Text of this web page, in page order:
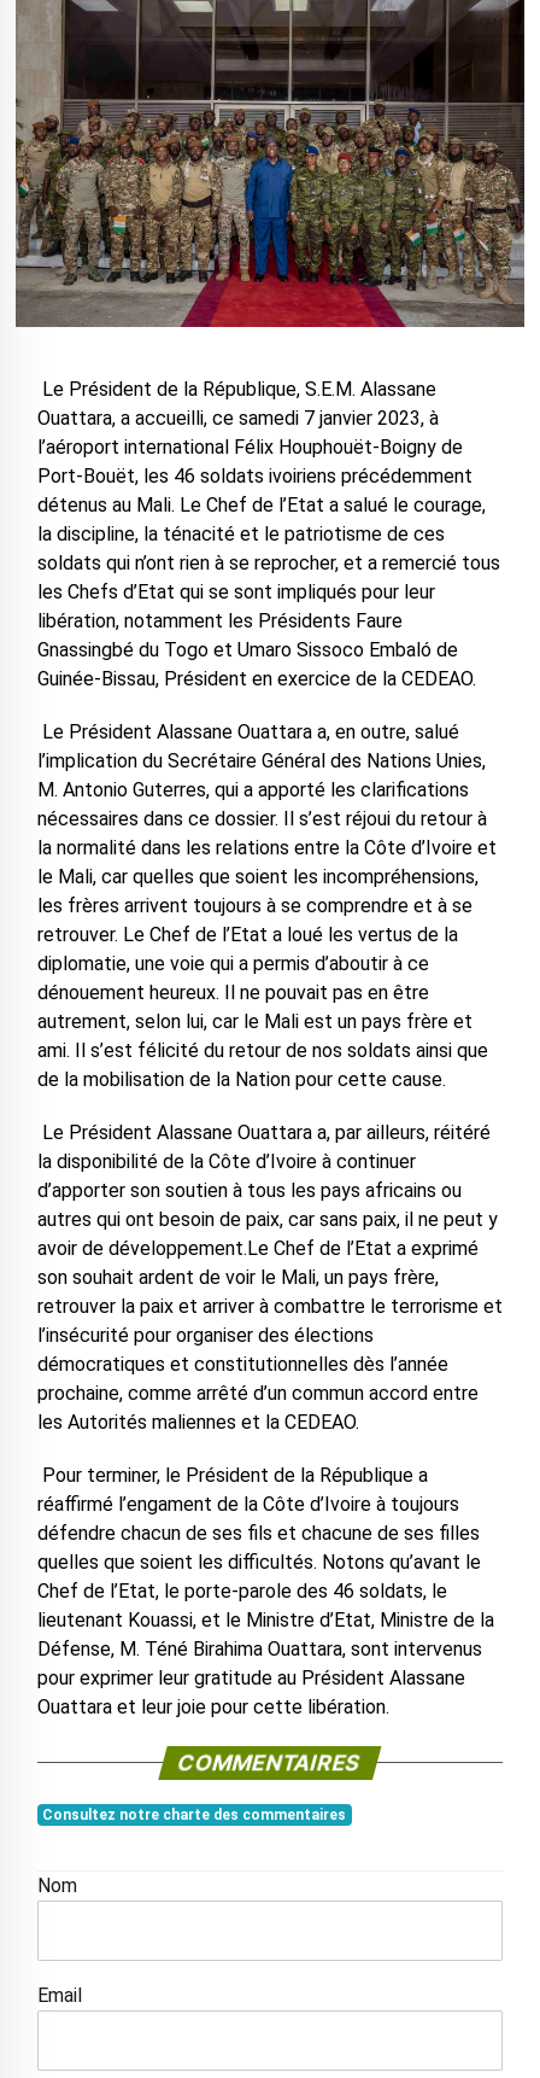
Le Président de la République, S.E.M. Alassane
Ouattara, a accueilli, ce samedi 7 janvier 2023, à
l’aéroport international Félix Houphouët-Boigny de
Port-Bouët, les 46 soldats ivoiriens précédemment
détenus au Mali. Le Chef de l’Etat a salué le courage,
la discipline, la ténacité et le patriotisme de ces
soldats qui n’ont rien à se reprocher, et a remercié tous
les Chefs d’Etat qui se sont impliqués pour leur
libération, notamment les Présidents Faure
Gnassingbé du Togo et Umaro Sissoco Embaló de
Guinée-Bissau, Président en exercice de la CEDEAO.
Le Président Alassane Ouattara a, en outre, salué
l’implication du Secrétaire Général des Nations Unies,
M. Antonio Guterres, qui a apporté les clarifications
nécessaires dans ce dossier. Il s’est réjoui du retour à
la normalité dans les relations entre la Côte d’Ivoire et
le Mali, car quelles que soient les incompréhensions,
les frères arrivent toujours à se comprendre et à se
retrouver. Le Chef de l’Etat a loué les vertus de la
diplomatie, une voie qui a permis d’aboutir à ce
dénouement heureux. Il ne pouvait pas en être
autrement, selon lui, car le Mali est un pays frère et
ami. Il s’est félicité du retour de nos soldats ainsi que
de la mobilisation de la Nation pour cette cause.
Le Président Alassane Ouattara a, par ailleurs, réitéré
la disponibilité de la Côte d’Ivoire à continuer
d’apporter son soutien à tous les pays africains ou
autres qui ont besoin de paix, car sans paix, il ne peut y
avoir de développement.Le Chef de l’Etat a exprimé
son souhait ardent de voir le Mali, un pays frère,
retrouver la paix et arriver à combattre le terrorisme et
l’insécurité pour organiser des élections
démocratiques et constitutionnelles dès l’année
prochaine, comme arrêté d’un commun accord entre
les Autorités maliennes et la CEDEAO.
Pour terminer, le Président de la République a
réaffirmé l’engament de la Côte d’Ivoire à toujours
défendre chacun de ses fils et chacune de ses filles
quelles que soient les difficultés. Notons qu’avant le
Chef de l’Etat, le porte-parole des 46 soldats, le
lieutenant Kouassi, et le Ministre d’Etat, Ministre de la
Défense, M. Téné Birahima Ouattara, sont intervenus
pour exprimer leur gratitude au Président Alassane
Ouattara et leur joie pour cette libération.
COMMENTAIRES
Consultez notre charte des commentaires
Nom
Email